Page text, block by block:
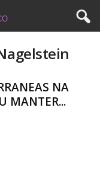
NA
MANTER...